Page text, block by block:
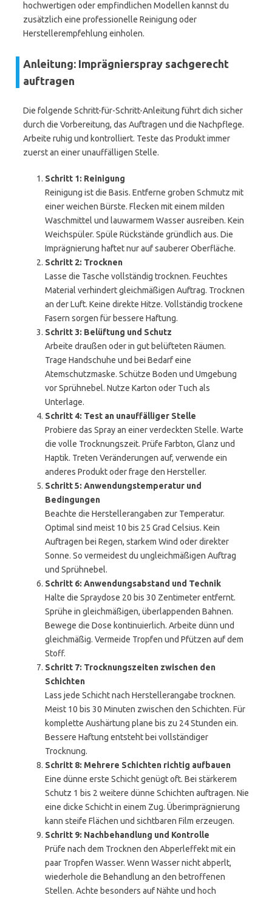
hochwertigen oder empfindlichen Modellen kannst du
zusätzlich eine professionelle Reinigung oder
Herstellerempfehlung einholen.
Anleitung: Imprägnierspray sachgerecht
auftragen
Die folgende Schritt-für-Schritt-Anleitung führt dich sicher
durch die Vorbereitung, das Auftragen und die Nachpflege.
Arbeite ruhig und kontrolliert. Teste das Produkt immer
zuerst an einer unauffälligen Stelle.
Schritt 1: Reinigung
Reinigung ist die Basis. Entferne groben Schmutz mit
einer weichen Bürste. Flecken mit einem milden
Waschmittel und lauwarmem Wasser ausreiben. Kein
Weichspüler. Spüle Rückstände gründlich aus. Die
Imprägnierung haftet nur auf sauberer Oberfläche.
Schritt 2: Trocknen
Lasse die Tasche vollständig trocknen. Feuchtes
Material verhindert gleichmäßigen Auftrag. Trocknen
an der Luft. Keine direkte Hitze. Vollständig trockene
Fasern sorgen für bessere Haftung.
Schritt 3: Belüftung und Schutz
Arbeite draußen oder in gut belüfteten Räumen.
Trage Handschuhe und bei Bedarf eine
Atemschutzmaske. Schütze Boden und Umgebung
vor Sprühnebel. Nutze Karton oder Tuch als
Unterlage.
Schritt 4: Test an unauffälliger Stelle
Probiere das Spray an einer verdeckten Stelle. Warte
die volle Trocknungszeit. Prüfe Farbton, Glanz und
Haptik. Treten Veränderungen auf, verwende ein
anderes Produkt oder frage den Hersteller.
Schritt 5: Anwendungstemperatur und
Bedingungen
Beachte die Herstellerangaben zur Temperatur.
Optimal sind meist 10 bis 25 Grad Celsius. Kein
Auftragen bei Regen, starkem Wind oder direkter
Sonne. So vermeidest du ungleichmäßigen Auftrag
und Sprühnebel.
Schritt 6: Anwendungsabstand und Technik
Halte die Spraydose 20 bis 30 Zentimeter entfernt.
Sprühe in gleichmäßigen, überlappenden Bahnen.
Bewege die Dose kontinuierlich. Arbeite dünn und
gleichmäßig. Vermeide Tropfen und Pfützen auf dem
Stoff.
Schritt 7: Trocknungszeiten zwischen den
Schichten
Lass jede Schicht nach Herstellerangabe trocknen.
Meist 10 bis 30 Minuten zwischen den Schichten. Für
komplette Aushärtung plane bis zu 24 Stunden ein.
Bessere Haftung entsteht bei vollständiger
Trocknung.
Schritt 8: Mehrere Schichten richtig aufbauen
Eine dünne erste Schicht genügt oft. Bei stärkerem
Schutz 1 bis 2 weitere dünne Schichten auftragen. Nie
eine dicke Schicht in einem Zug. Überimprägnierung
kann steife Flächen und sichtbaren Film erzeugen.
Schritt 9: Nachbehandlung und Kontrolle
Prüfe nach dem Trocknen den Abperleffekt mit ein
paar Tropfen Wasser. Wenn Wasser nicht abperlt,
wiederhole die Behandlung an den betroffenen
Stellen. Achte besonders auf Nähte und hoch